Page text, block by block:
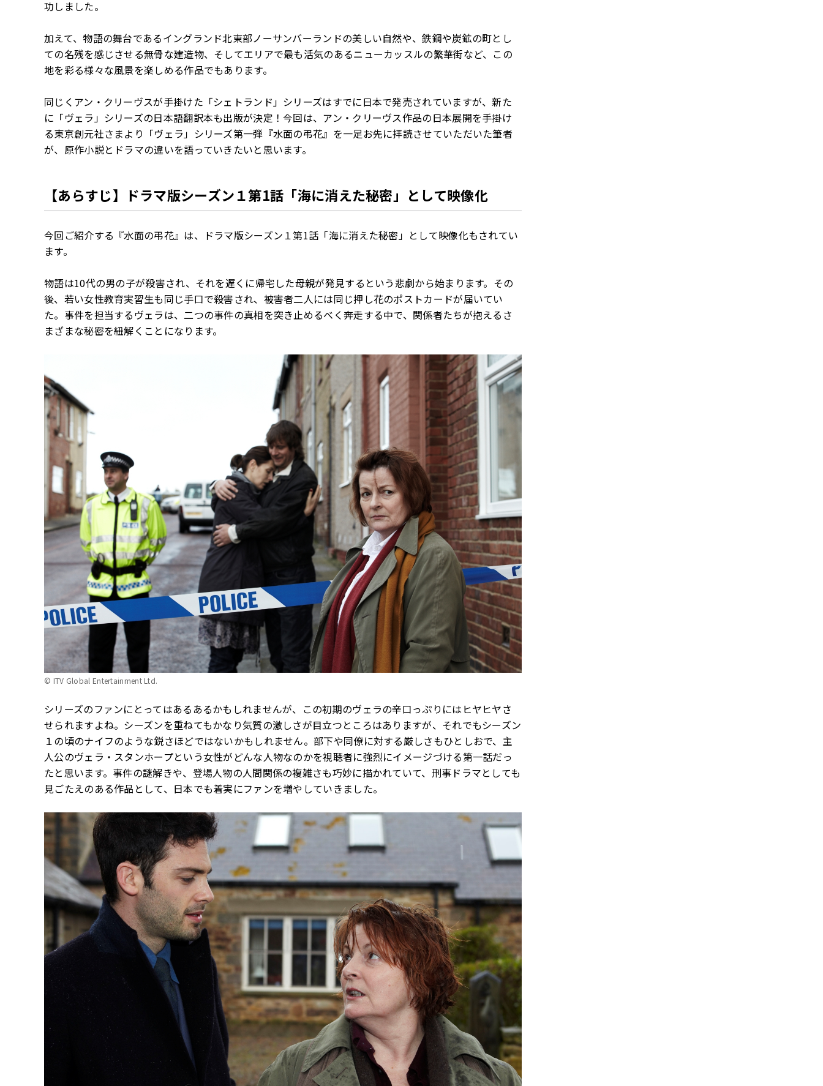
功しました。
加えて、物語の舞台であるイングランド北東部ノーサンバーランドの美しい自然や、鉄鋼や炭鉱の町とし
ての名残を感じさせる無骨な建造物、そしてエリアで最も活気のあるニューカッスルの繁華街など、この
地を彩る様々な風景を楽しめる作品でもあります。
同じくアン・クリーヴスが手掛けた「シェトランド」シリーズはすでに日本で発売されていますが、新た
に「ヴェラ」シリーズの日本語翻訳本も出版が決定！今回は、アン・クリーヴス作品の日本展開を手掛け
る東京創元社さまより「ヴェラ」シリーズ第一弾『水面の弔花』を一足お先に拝読させていただいた筆者
が、原作小説とドラマの違いを語っていきたいと思います。
【あらすじ】ドラマ版シーズン１第1話「海に消えた秘密」として映像化
今回ご紹介する『水面の弔花』は、ドラマ版シーズン１第1話「海に消えた秘密」として映像化もされてい
ます。
物語は10代の男の子が殺害され、それを遅くに帰宅した母親が発見するという悲劇から始まります。その
後、若い女性教育実習生も同じ手口で殺害され、被害者二人には同じ押し花のポストカードが届いてい
た。事件を担当するヴェラは、二つの事件の真相を突き止めるべく奔走する中で、関係者たちが抱えるさ
まざまな秘密を紐解くことになります。
© ITV Global Entertainment Ltd.
シリーズのファンにとってはあるあるかもしれませんが、この初期のヴェラの辛口っぷりにはヒヤヒヤさ
せられますよね。シーズンを重ねてもかなり気質の激しさが目立つところはありますが、それでもシーズン
１の頃のナイフのような鋭さほどではないかもしれません。部下や同僚に対する厳しさもひとしおで、主
人公のヴェラ・スタンホープという女性がどんな人物なのかを視聴者に強烈にイメージづける第一話だっ
たと思います。事件の謎解きや、登場人物の人間関係の複雑さも巧妙に描かれていて、刑事ドラマとしても
見ごたえのある作品として、日本でも着実にファンを増やしていきました。